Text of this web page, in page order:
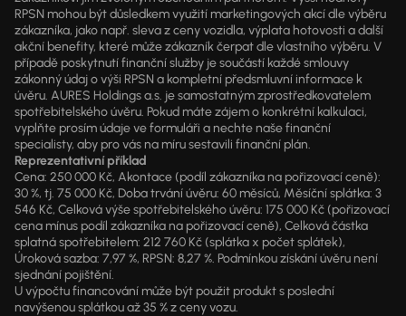
RPSN mohou být důsledkem využití marketingových akcí dle výběru
zákazníka, jako např. sleva z ceny vozidla, výplata hotovosti a další
akční benefity, které může zákazník čerpat dle vlastního výběru. V
případě poskytnutí finanční služby je součástí každé smlouvy
zákonný údaj o výši RPSN a kompletní předsmluvní informace k
úvěru. AURES Holdings a.s. je samostatným zprostředkovatelem
spotřebitelského úvěru. Pokud máte zájem o konkrétní kalkulaci,
vyplňte prosím údaje ve formuláři a nechte naše finanční
specialisty, aby pro vás na míru sestavili finanční plán.
Reprezentativní příklad
Cena: 250 000 Kč, Akontace (podíl zákazníka na pořizovací ceně):
30 %, tj. 75 000 Kč, Doba trvání úvěru: 60 měsíců, Měsíční splátka: 3
546 Kč, Celková výše spotřebitelského úvěru: 175 000 Kč (pořizovací
cena mínus podíl zákazníka na pořizovací ceně), Celková částka
splatná spotřebitelem: 212 760 Kč (splátka x počet splátek),
Úroková sazba: 7,97 %, RPSN: 8,27 %. Podmínkou získání úvěru není
sjednání pojištění.
U výpočtu financování může být použit produkt s poslední
navýšenou splátkou až 35 % z ceny vozu.